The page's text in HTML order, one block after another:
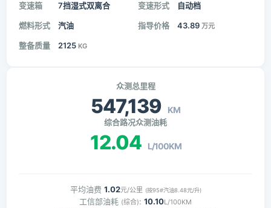
变速箱 7挡湿式双离合 变速形式 自动档
燃料形式 汽油 指导价格 43.89 万元
整备质量 2125 KG
众测总里程
547,139 KM
综合路况众测油耗
12.04 L/100KM
平均油费 1.02元/公里 (按95#汽油8.48元/升)
工信部油耗 (综合): 10.10L/100KM